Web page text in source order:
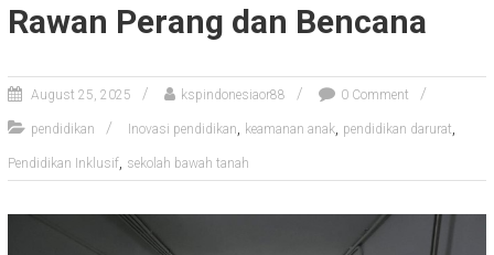
Rawan Perang dan Bencana
August 25, 2025 kspindonesiaor88 0 Comment
pendidikan Inovasi pendidikan, keamanan anak, pendidikan darurat,
Pendidikan Inklusif, sekolah bawah tanah